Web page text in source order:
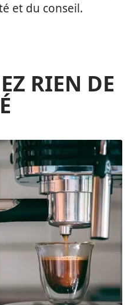
et du conseil.
RIEN DE